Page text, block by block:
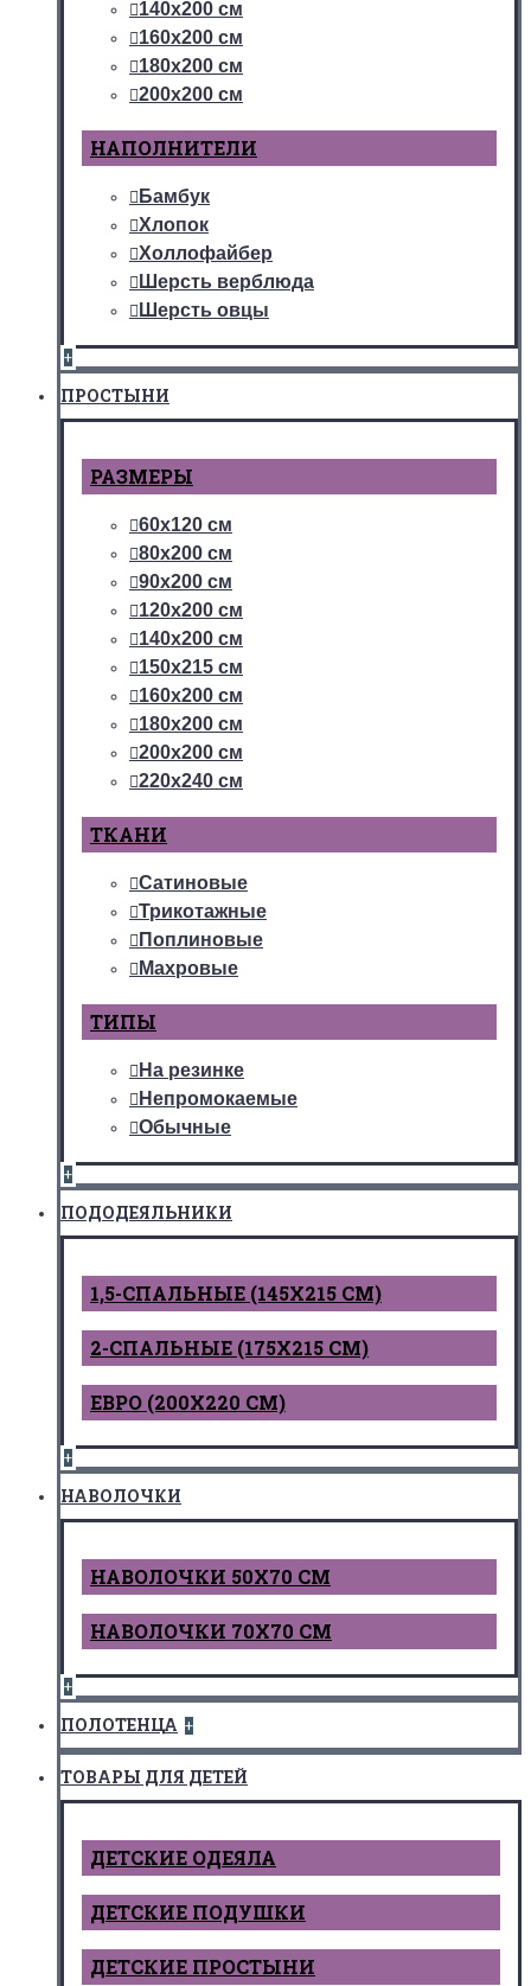
140х200 см
160х200 см
180х200 см
200х200 см
НАПОЛНИТЕЛИ
Бамбук
Хлопок
Холлофайбер
Шерсть верблюда
Шерсть овцы
+
ПРОСТЫНИ
РАЗМЕРЫ
60х120 см
80х200 см
90х200 см
120х200 см
140х200 см
150х215 см
160х200 см
180х200 см
200х200 см
220х240 см
ТКАНИ
Сатиновые
Трикотажные
Поплиновые
Махровые
ТИПЫ
На резинке
Непромокаемые
Обычные
+
ПОДОДЕЯЛЬНИКИ
1,5-СПАЛЬНЫЕ (145Х215 СМ)
2-СПАЛЬНЫЕ (175Х215 СМ)
ЕВРО (200Х220 СМ)
+
НАВОЛОЧКИ
НАВОЛОЧКИ 50Х70 СМ
НАВОЛОЧКИ 70Х70 СМ
+
ПОЛОТЕНЦА +
ТОВАРЫ ДЛЯ ДЕТЕЙ
ДЕТCКИЕ ОДЕЯЛА
ДЕТСКИЕ ПОДУШКИ
ДЕТСКИЕ ПРОСТЫНИ